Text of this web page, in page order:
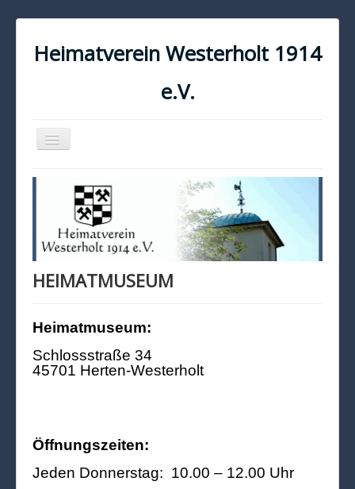
Heimatverein Westerholt 1914
e.V.
Navigation
an/aus
KONTAKT
IMPRESSUM
DATENSCHUTZ
HEIMATMUSEUM
Heimatmuseum:
Schlossstraße 34
45701 Herten-Westerholt
Öffnungszeiten:
Jeden Donnerstag: 10.00 – 12.00 Uhr